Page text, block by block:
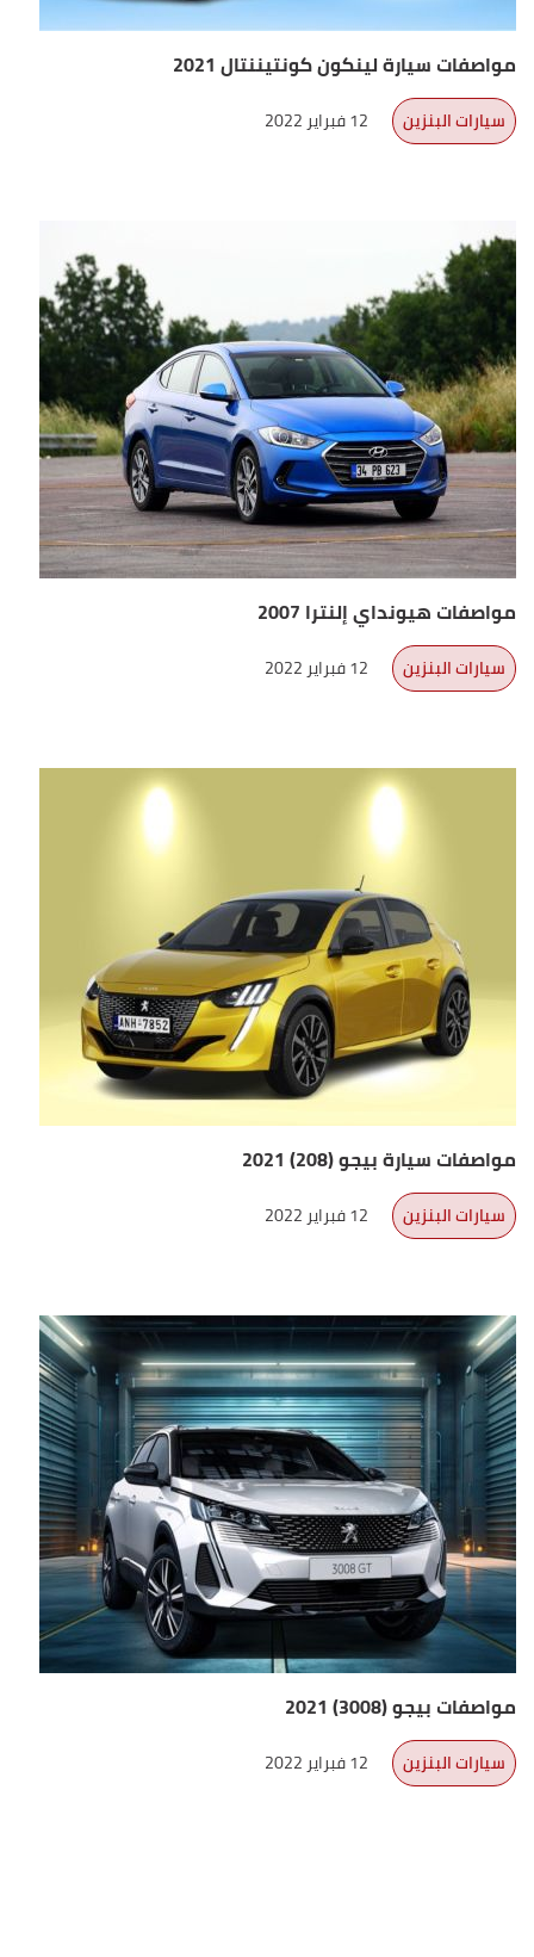
مواصفات سيارة لينكون كونتيننتال 2021
سيارات البنزين 12 فبراير 2022
مواصفات هيونداي إلنترا 2007
سيارات البنزين 12 فبراير 2022
مواصفات سيارة بيجو (208) 2021
سيارات البنزين 12 فبراير 2022
مواصفات بيجو (3008) 2021
سيارات البنزين 12 فبراير 2022